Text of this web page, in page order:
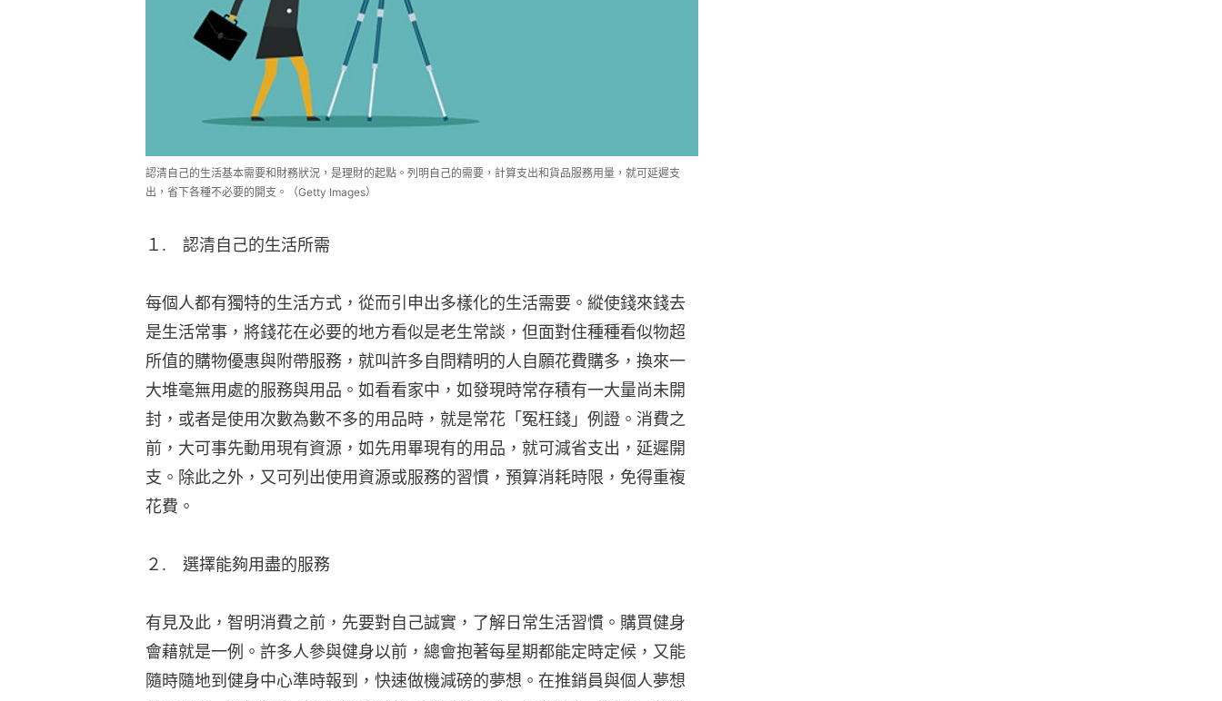
認清自己的生活基本需要和財務狀況，是理財的起點。列明自己的需要，計算支出和貨品服務用量，就可延遲支
出，省下各種不必要的開支。（Getty Images）
１.　認清自己的生活所需
每個人都有獨特的生活方式，從而引申出多樣化的生活需要。縱使錢來錢去
是生活常事，將錢花在必要的地方看似是老生常談，但面對住種種看似物超
所值的購物優惠與附帶服務，就叫許多自問精明的人自願花費購多，換來一
大堆毫無用處的服務與用品。如看看家中，如發現時常存積有一大量尚未開
封，或者是使用次數為數不多的用品時，就是常花「冤枉錢」例證。消費之
前，大可事先動用現有資源，如先用畢現有的用品，就可減省支出，延遲開
支。除此之外，又可列出使用資源或服務的習慣，預算消耗時限，免得重複
花費。
２.　選擇能夠用盡的服務
有見及此，智明消費之前，先要對自己誠實，了解日常生活習慣。購買健身
會藉就是一例。許多人參與健身以前，總會抱著每星期都能定時定候，又能
隨時隨地到健身中心準時報到，快速做機減磅的夢想。在推銷員與個人夢想